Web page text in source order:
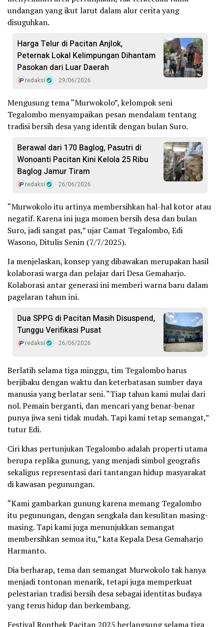
undangan yang ikut larut dalam alur cerita yang
disuguhkan.
Harga Telur di Pacitan Anjlok,
Peternak Lokal Kelimpungan Dihantam
Pasokan dari Luar Daerah
redaksi 29/06/2026
Mengusung tema “Murwokolo”, kelompok seni
Tegalombo menyampaikan pesan mendalam tentang
tradisi bersih desa yang identik dengan bulan Suro.
Berawal dari 170 Baglog, Pasutri di
Wonoanti Pacitan Kini Kelola 25 Ribu
Baglog Jamur Tiram
redaksi 26/06/2026
“Murwokolo itu artinya membersihkan hal-hal kotor atau
negatif. Karena ini juga momen bersih desa dan bulan
Suro, jadi sangat pas,” ujar Camat Tegalombo, Edi
Wasono, Ditulis Senin (7/7/2025).
Ia menjelaskan, konsep yang dibawakan merupakan hasil
kolaborasi warga dan pelajar dari Desa Gemaharjo.
Kolaborasi antar generasi ini memberi warna baru dalam
pagelaran tahun ini.
Dua SPPG di Pacitan Masih Disuspend,
Tunggu Verifikasi Pusat
redaksi 26/06/2026
Berlatih selama tiga minggu, tim Tegalombo harus
berjibaku dengan waktu dan keterbatasan sumber daya
manusia yang berlatar seni. “Tiap tahun kami mulai dari
nol. Pemain berganti, dan mencari yang benar-benar
punya jiwa seni tidak mudah. Tapi kami tetap semangat,”
tutur Edi.
Ciri khas pertunjukan Tegalombo adalah properti utama
berupa replika gunung, yang menjadi simbol geografis
sekaligus representasi dari tantangan hidup masyarakat
di kawasan pegunungan.
“Kami gambarkan gunung karena memang Tegalombo
itu pegunungan, dengan sengkala dan kesulitan masing-
masing. Tapi kami juga menunjukkan semangat
membersihkan semua itu,” kata Kepala Desa Gemaharjo
Harmanto.
Dia berharap, tema dan semangat Murwokolo tak hanya
menjadi tontonan menarik, tetapi juga memperkuat
pelestarian tradisi bersih desa sebagai identitas budaya
yang terus hidup dan berkembang.
Festival Ronthek Pacitan 2025 berlangsung selama tiga